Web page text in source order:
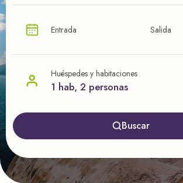
¿CUÁL VA A SER TU
nuestras
Entrada Salida
Huéspedes y habitaciones
1 hab, 2 personas
Buscar